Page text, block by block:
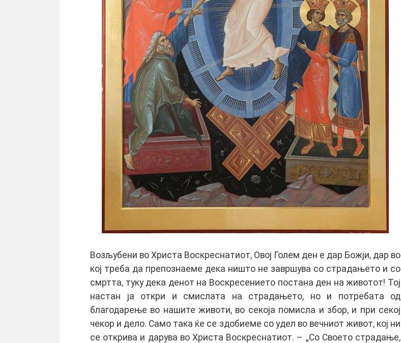
Возљубени во Христа Воскреснатиот, Овој Голем ден е дар Божји, дар во
кој треба да препознаеме дека ништо не завршува со страдањето и со
смртта, туку дека денот на Воскресението постана ден на животот! Тој
настан ја откри и смислата на страдањето, но и потребата од
благодарење во нашите животи, во секоја помисла и збор, и при секој
чекор и дело. Само така ќе се здобиеме со удел во вечниот живот, кој ни
се открива и дарува во Христа Воскреснатиот. – „Со Своето страдање,